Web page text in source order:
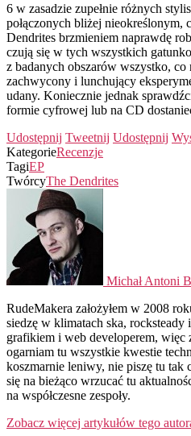
6 w zasadzie zupełnie różnych
połączonych bliżej nieokreślonym,
Dendrites brzmieniem naprawdę
czują się w tych wszystkich
z badanych obszarów wszystko, co
zachwycony i lunchujący
udany. Koniecznie jednak
formie cyfrowej lub na CD
Udostępnij Tweetnij Udostępnij
KategorieRecenzje
TagiEP
TwórcyThe Dendrites
Michał Antoni
RudeMakera założyłem w 2008
siedzę w klimatach ska, rocksteady
grafikiem i web developerem,
ogarniam tu wszystkie kwestie
koszmarnie leniwy, nie piszę tu tak
się na bieżąco wrzucać tu
na współczesne zespoły.
Zobacz więcej artykułów tego